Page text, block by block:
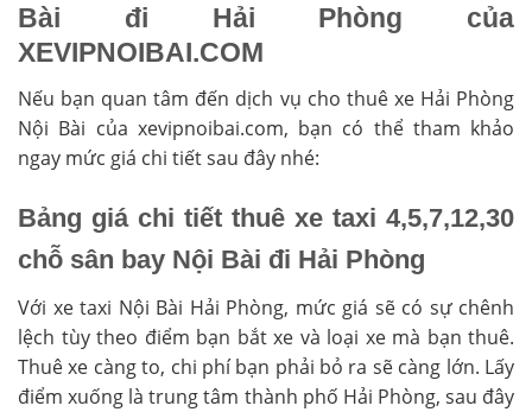
Bài đi Hải Phòng của
XEVIPNOIBAI.COM
Nếu bạn quan tâm đến dịch vụ cho thuê xe Hải Phòng
Nội Bài của xevipnoibai.com, bạn có thể tham khảo
ngay mức giá chi tiết sau đây nhé:
Bảng giá chi tiết thuê xe taxi 4,5,7,12,30
chỗ sân bay Nội Bài đi Hải Phòng
Với xe taxi Nội Bài Hải Phòng, mức giá sẽ có sự chênh
lệch tùy theo điểm bạn bắt xe và loại xe mà bạn thuê.
Thuê xe càng to, chi phí bạn phải bỏ ra sẽ càng lớn. Lấy
điểm xuống là trung tâm thành phố Hải Phòng, sau đây